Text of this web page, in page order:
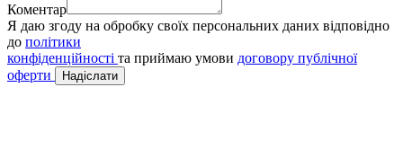
Коментар
Я даю згоду на обробку своїх персональних даних відповідно
до політики
конфіденційності та приймаю умови договору публічної
оферти
Надіслати